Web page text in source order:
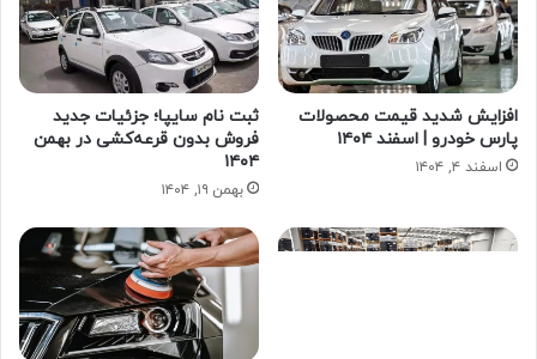
افزایش شدید قیمت محصولات
پارس خودرو | اسفند ۱۴۰۴
اسفند ۴, ۱۴۰۴
ثبت نام سایپا؛ جزئیات جدید
فروش بدون قرعه‌کشی در بهمن
۱۴۰۴
بهمن ۱۹, ۱۴۰۴